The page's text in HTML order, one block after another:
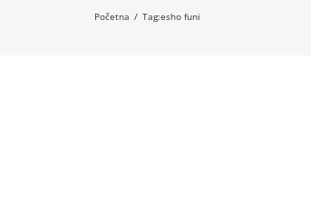
Početna / Tag:esho funi